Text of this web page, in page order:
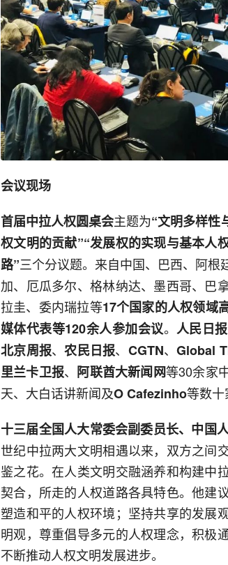
会议现场
首届中拉人权圆桌会主题为“文明多样性
权文明的贡献”“发展权的实现与基本人
路”三个分议题。来自中国、巴西、阿
加、厄瓜多尔、格林纳达、墨西哥、巴
拉圭、委内瑞拉等17个国家的人权领域
媒体代表等120余人参加会议。 人民日报
北京周报、农民日报、 CGTN、Global
里兰卡卫报、 阿联酋大新闻网等30余家
天、大白话讲新闻及O Cafezinho等数十
十三届全国人大常委会副委员长、中国
世纪中拉两大文明相遇以来，双方之间
鉴之花。在人类文明交融涵养和构建中
契合，所走的人权道路各具特色。他建
塑造和平的人权环境；坚持共享的发展
明观，尊重倡导多元的人权理念，积极
不断推动人权文明发展进步。